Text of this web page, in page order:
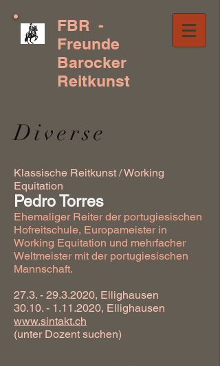
FBR -
Freunde
Barocker
Reitkunst
Diverse
Klassische Reitkunst / Working
Equitation
Pedro Torres
Ehemaliger Reiter der portugiesischen
Hofreitschule, Europameister in
Working Equitation und mehrfacher
Weltmeister mit der portugiesischen
Mannschaft.
27.3. - 29.3.2020, Ellighausen
30.10. - 1.11.2020, Ellighausen
www.sintakt.ch
(unter Dozent suchen)